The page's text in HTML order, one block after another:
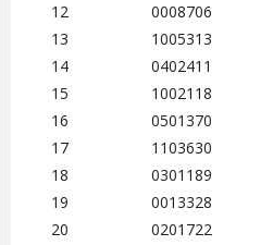
12
0008706
13
1005313
14
0402411
15
1002118
16
0501370
17
1103630
18
0301189
19
0013328
20
0201722